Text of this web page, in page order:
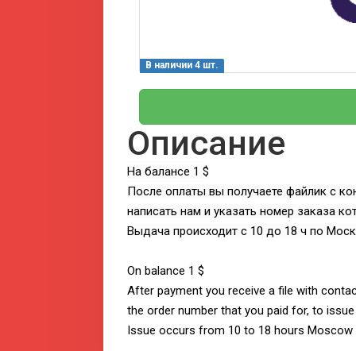
В наличии 4 шт.
Описание
На балансе 1 $
После оплаты вы получаете файлик с
написать нам и указать номер заказа
Выдача происходит с 10 до 18 ч по
On balance 1 $
After payment you receive a file with
the order number that you paid for, to
Issue occurs from 10 to 18 hours